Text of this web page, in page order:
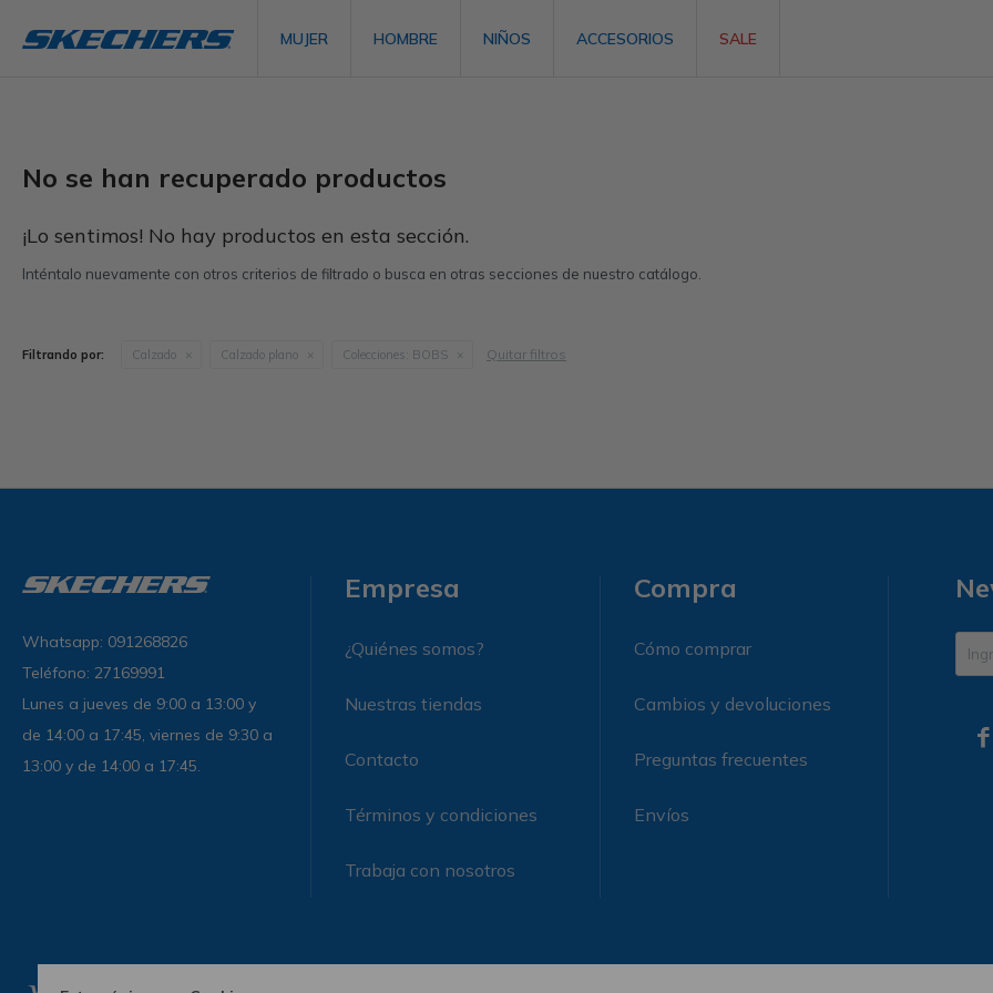
MUJER HOMBRE NIÑOS ACCESORIOS SALE
No se han recuperado productos
¡Lo sentimos! No hay productos en esta sección.
Inténtalo nuevamente con otros criterios de filtrado o busca en otras secciones de nuestro catálogo.
Filtrando por: Calzado Calzado plano Colecciones: BOBS Quitar filtros
Whatsapp: 091268826
Teléfono: 27169991
Lunes a jueves de 9:00 a 13:00 y
de 14:00 a 17:45, viernes de 9:30 a
13:00 y de 14:00 a 17:45.
Empresa
¿Quiénes somos?
Nuestras tiendas
Contacto
Términos y condiciones
Trabaja con nosotros
Compra
Cómo comprar
Cambios y devoluciones
Preguntas frecuentes
Envíos
